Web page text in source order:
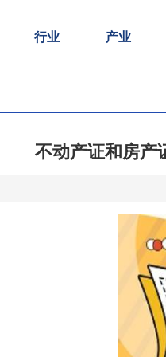
行业 产业
不动产证和房产